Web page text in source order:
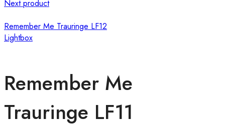
Next product
Remember Me Trauringe LF12
Lightbox
Remember Me
Trauringe LF11